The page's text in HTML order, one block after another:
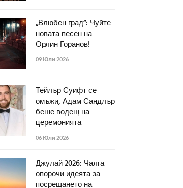
„Влюбен град“: Чуйте
новата песен на
Орлин Горанов!
09 Юли 2026
Тейлър Суифт се
омъжи, Адам Сандлър
беше водещ на
церемонията
06 Юли 2026
Джулай 2026: Чалга
опорочи идеята за
посрещането на